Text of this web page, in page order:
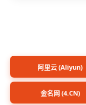
阿里云 (Aliyun)
金名网 (4.CN)